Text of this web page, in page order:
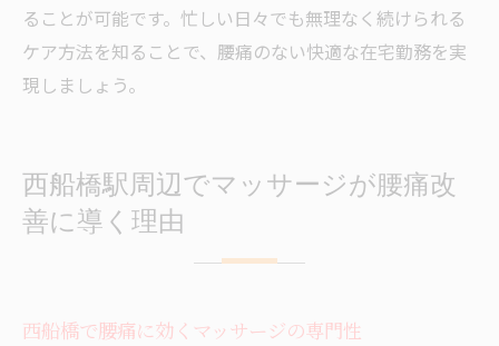
ることが可能です。忙しい日々でも無理なく続けられる
ケア方法を知ることで、腰痛のない快適な在宅勤務を実
現しましょう。
西船橋駅周辺でマッサージが腰痛改
善に導く理由
西船橋で腰痛に効くマッサージの専門性